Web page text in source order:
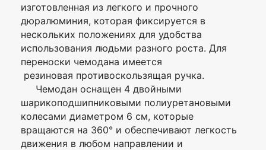
изготовленная из легкого и прочного
дюралюминия, которая фиксируется в
нескольких положениях для удобства
использования людьми разного роста. Для
переноски чемодана имеется
резиновая противоскользящая ручка.
Чемодан оснащен 4 двойными
шарикоподшипниковыми полиуретановыми
колесами диаметром 6 см, которые
вращаются на 360° и обеспечивают легкость
движения в любом направлении и
Гарантия, мес. 24
Изготовитель Pride (Беларусь-Китай)
Вес, кг 2.6
Объем, л
Материал/
Конструкция
колеса
полиуретан/
шарикоподшипниковые,
наружные, двойные,
несъемные, вращаются
на 360°
Я согласен с
Политикой
конфиденциальности
данного сайта